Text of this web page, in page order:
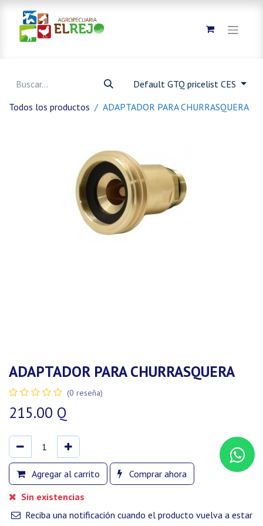
Default GTQ pricelist CES
Todos los productos
ADAPTADOR PARA CHURRASQUERA
ADAPTADOR PARA CHURRASQUERA
(0 reseña)
215.00 Q
Agregar al carrito
Comprar ahora
Sin existencias
Reciba una notificación cuando el producto vuelva a estar